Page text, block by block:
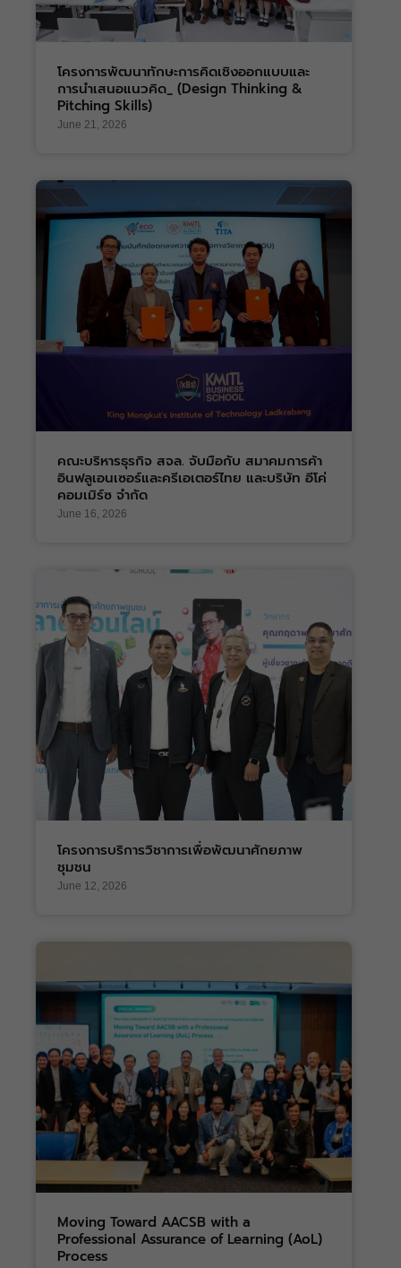
โครงการพัฒนาทักษะการคิดเชิงออกแบบและ
การนำเสนอแนวคิด_ (Design Thinking &
Pitching Skills)
June 21, 2026
คณะบริหารธุรกิจ สจล. จับมือกับ สมาคมการค้า
อินฟลูเอนเซอร์และครีเอเตอร์ไทย และบริษัท อีโค่
คอมเมิร์ซ จำกัด
June 16, 2026
โครงการบริการวิชาการเพื่อพัฒนาศักยภาพ
ชุมชน
June 12, 2026
Moving Toward AACSB with a
Professional Assurance of Learning (AoL)
Process